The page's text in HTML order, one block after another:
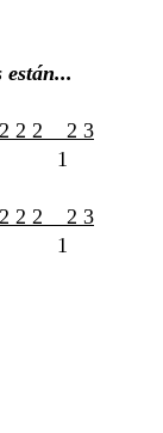
están...
2 2 2 3
1
2 2 2 3
1